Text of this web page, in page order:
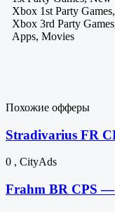
Xbox 1st Party Games,
Xbox 3rd Party
Apps, Movies
Похожие офферы
Stradivarius FR
0 , CityAds
Frahm BR CPS